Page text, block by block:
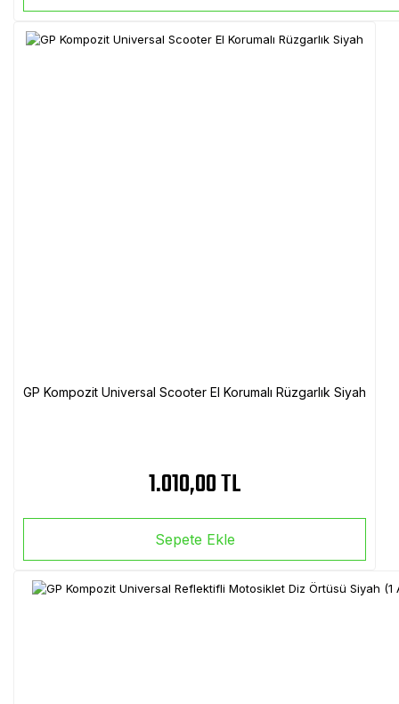
GP Kompozit Universal Scooter El Korumalı Rüzgarlık Siyah
1.010,00 TL
Sepete Ekle